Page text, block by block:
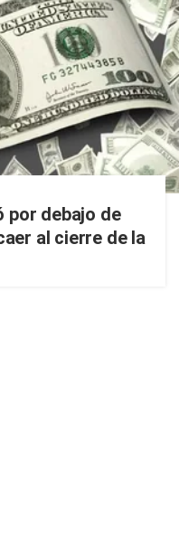
por debajo de
al cierre de la